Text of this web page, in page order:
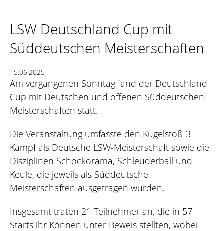
LSW Deutschland Cup mit
Süddeutschen Meisterschaften
15.06.2025
Am vergangenen Sonntag fand der Deutschland
Cup mit Deutschen und offenen Süddeutschen
Meisterschaften statt.
Die Veranstaltung umfasste den Kugelstoß-3-
Kampf als Deutsche LSW-Meisterschaft sowie die
Disziplinen Schockorama, Schleuderball und
Keule, die jeweils als Süddeutsche
Meisterschaften ausgetragen wurden.
Insgesamt traten 21 Teilnehmer an, die in 57
Starts ihr Können unter Beweis stellten, wobei